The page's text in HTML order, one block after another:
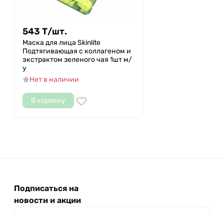
543 Т/шт.
Маска для лица Skinlite
Подтягивающая с коллагеном и
экстрактом зеленого чая 1шт м/
у
Нет в наличии
В корзину
Подписаться на
новости и акции